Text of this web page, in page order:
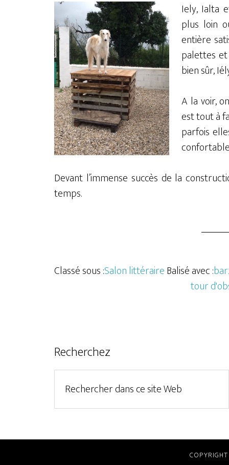
Iely, Ialta
plus loin
entière
palettes
bien sûr,
A la voir,
est tout à
parfois
Devant l’immense succès de la
temps.
Classé sous :Salon littéraireBalisé avec :
tour
Recherchez